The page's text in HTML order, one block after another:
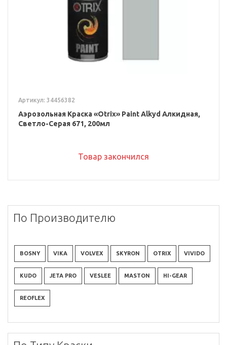
Артикул: 34456382
Аэрозольная Краска «Otrix» Paint Alkyd Алкидная,
Светло-Серая 671, 200мл
Товар закончился
По Производителю
BOSNY VIKA VOLVEX SKYRON OTRIX VIVIDO
KUDO JETA PRO VESLEE MASTON HI-GEAR
REOFLEX